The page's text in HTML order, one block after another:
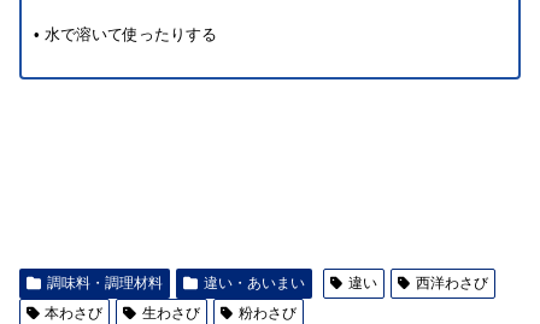
• 水で溶いて使ったりする
調味料・調理材料 違い・あいまい 違い
西洋わさび
本わさび
生わさび 粉わさび